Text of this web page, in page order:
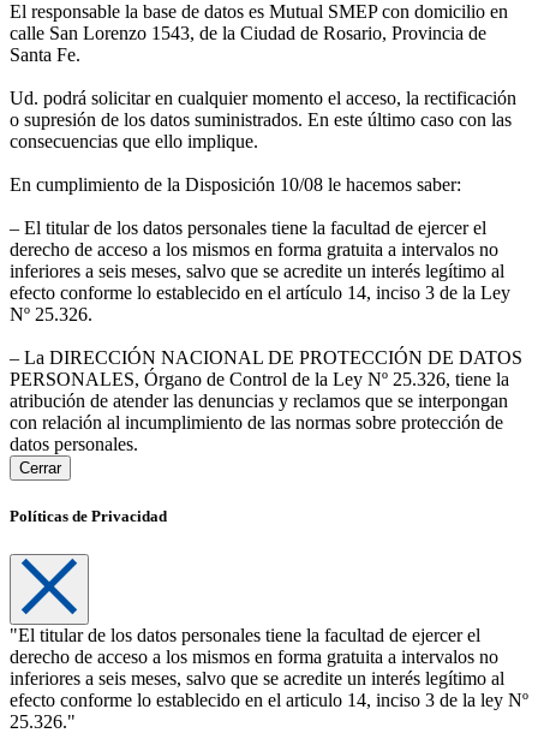
El responsable la base de datos es Mutual SMEP con domicilio en
calle San Lorenzo 1543, de la Ciudad de Rosario, Provincia de
Santa Fe.
Ud. podrá solicitar en cualquier momento el acceso, la rectificación
o supresión de los datos suministrados. En este último caso con las
consecuencias que ello implique.
En cumplimiento de la Disposición 10/08 le hacemos saber:
– El titular de los datos personales tiene la facultad de ejercer el
derecho de acceso a los mismos en forma gratuita a intervalos no
inferiores a seis meses, salvo que se acredite un interés legítimo al
efecto conforme lo establecido en el artículo 14, inciso 3 de la Ley
Nº 25.326.
– La DIRECCIÓN NACIONAL DE PROTECCIÓN DE DATOS
PERSONALES, Órgano de Control de la Ley Nº 25.326, tiene la
atribución de atender las denuncias y reclamos que se interpongan
con relación al incumplimiento de las normas sobre protección de
datos personales.
Cerrar
Políticas de Privacidad
"El titular de los datos personales tiene la facultad de ejercer el
derecho de acceso a los mismos en forma gratuita a intervalos no
inferiores a seis meses, salvo que se acredite un interés legítimo al
efecto conforme lo establecido en el articulo 14, inciso 3 de la ley Nº
25.326."